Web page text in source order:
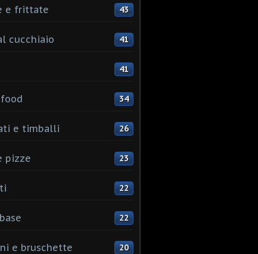
e frittate 43
cucchiaio 41
41
34
e timballi 26
pizze 23
22
22
e bruschette 20